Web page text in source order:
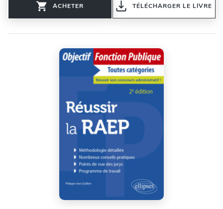
ACHETER TÉLÉCHARGER LE LIVRE